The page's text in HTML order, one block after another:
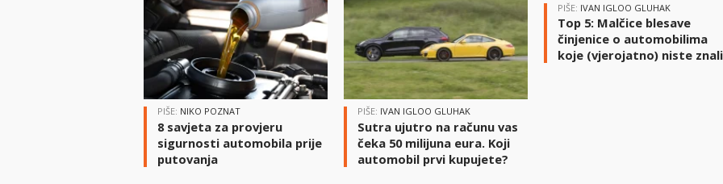
PIŠE: NIKO POZNAT
8 savjeta za provjeru
sigurnosti automobila prije
putovanja
PIŠE: IVAN IGLOO GLUHAK
Sutra ujutro na računu vas
čeka 50 milijuna eura. Koji
automobil prvi kupujete?
PIŠE: IVAN IGLOO GLUHAK
Top 5: Malčice blesave
činjenice o automobilima
koje (vjerojatno) niste znali